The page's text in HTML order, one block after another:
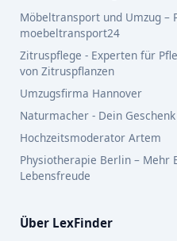
Möbeltransport und Umzug –
moebeltransport24
Zitruspflege - Experten für
von Zitruspflanzen
Umzugsfirma Hannover
Naturmacher - Dein
Hochzeitsmoderator Artem
Physiotherapie Berlin – Mehr
Lebensfreude
Über LexFinder